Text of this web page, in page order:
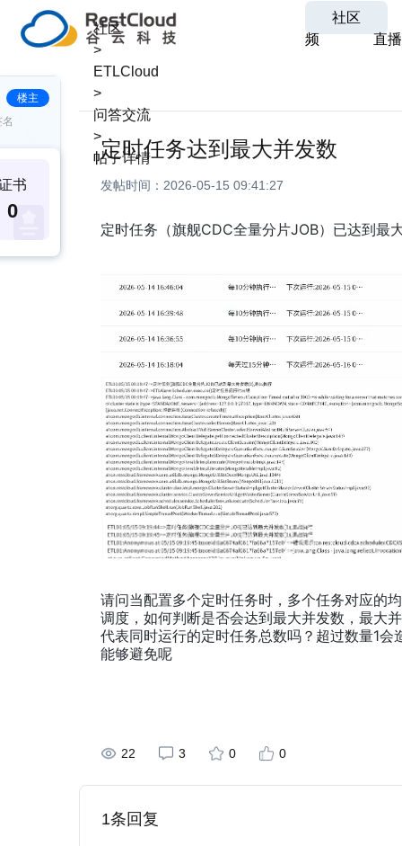
社区
频
直播
楼主
书
0
社区
>
ETLCloud
>
问答交流
>
帖子详情
定时任务达到最大并发数
发帖时间： 2026-05-15 09:41:27
定时任务（旗舰CDC全量分片JOB）已达到最
请问当配置多个定时任务时，多个任务对应的
调度，如何判断是否会达到最大并发数，最大
代表同时运行的定时任务总数吗？超过数量1会
能够避免呢
22 3 0 0
1条回复